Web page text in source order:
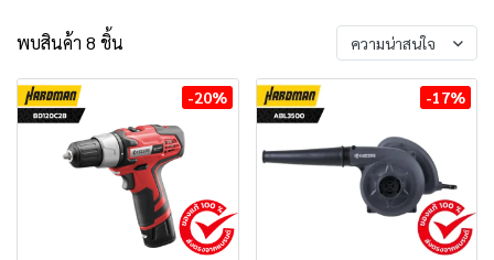
พบสินค้า 8 ชิ้น ความน่าสนใจ
-20% -17%